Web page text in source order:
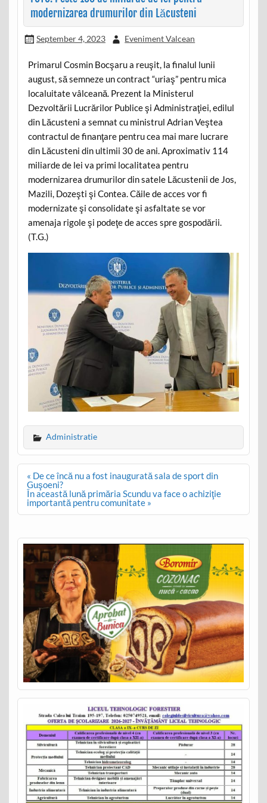
modernizarea drumurilor din Lăcusteni
September 4, 2023 Eveniment Valcean
Primarul Cosmin Bocşaru a reuşit, la finalul lunii
august, să semneze un contract “uriaş” pentru mica
localuitate vâlceană. Prezent la Ministerul
Dezvoltării Lucrărilor Publice şi Administraţiei, edilul
din Lăcusteni a semnat cu ministrul Adrian Veştea
contractul de finanţare pentru cea mai mare lucrare
din Lăcusteni din ultimii 30 de ani. Aproximativ 114
miliarde de lei va primi localitatea pentru
modernizarea drumurilor din satele Lăcustenii de Jos,
Mazili, Dozeşti şi Contea. Căile de acces vor fi
modernizate şi consolidate şi asfaltate se vor
amenaja rigole şi podeţe de acces spre gospodării.
(T.G.)
Administratie
Post
navigation
« De ce încă nu a fost inaugurată sala de sport din
Guşoeni?
În această lună primăria Scundu va face o achiziţie
importantă pentru comunitate »